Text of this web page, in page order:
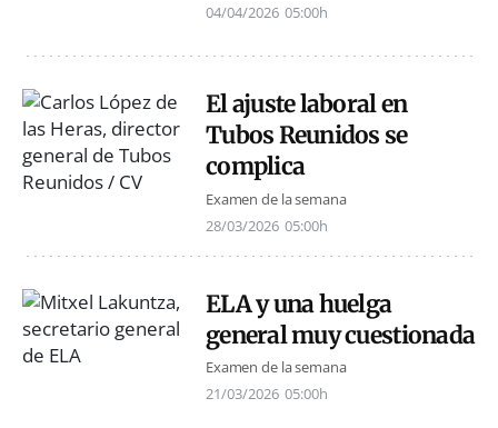
04/04/2026 05:00h
El ajuste laboral en
Tubos Reunidos se
complica
Examen de la semana
28/03/2026 05:00h
ELA y una huelga
general muy cuestionada
Examen de la semana
21/03/2026 05:00h